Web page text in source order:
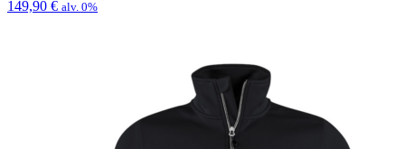
149,90 € alv. 0%